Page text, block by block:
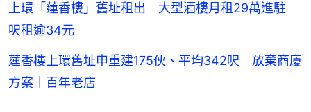
上環「蓮香樓」舊址租出 大型酒樓月租29萬進駐
呎租逾34元
蓮香樓上環舊址申重建175伙、平均342呎 放棄商廈
方案｜百年老店